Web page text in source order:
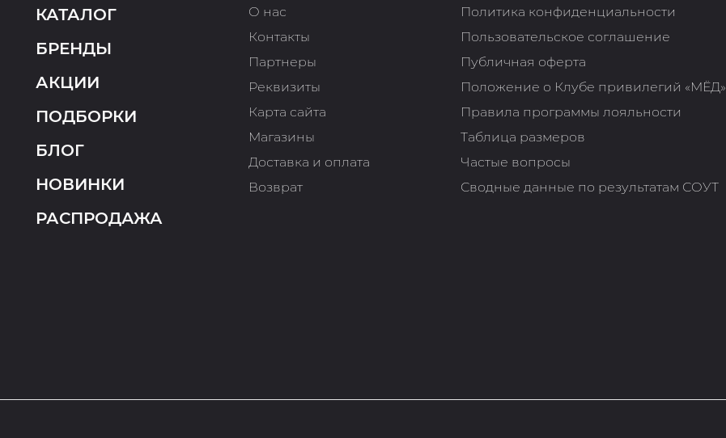
КАТАЛОГ
БРЕНДЫ
АКЦИИ
ПОДБОРКИ
БЛОГ
НОВИНКИ
РАСПРОДАЖА
О нас
Контакты
Партнеры
Реквизиты
Карта сайта
Магазины
Доставка и оплата
Возврат
Политика конфиденциальности
Пользовательское соглашение
Публичная оферта
Положение о Клубе привилегий «МЁД»
Правила программы лояльности
Таблица размеров
Частые вопросы
Сводные данные по результатам СОУТ